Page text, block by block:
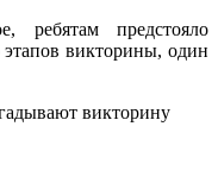
ребятам предстояло
этапов викторины, один